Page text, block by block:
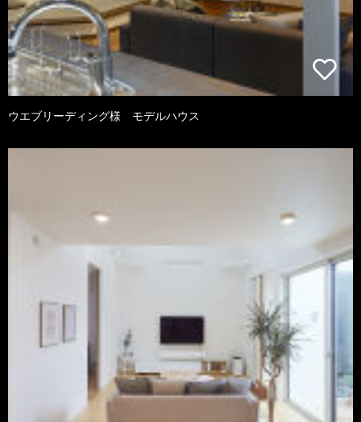
ウエブリーディング様 モデルハウス